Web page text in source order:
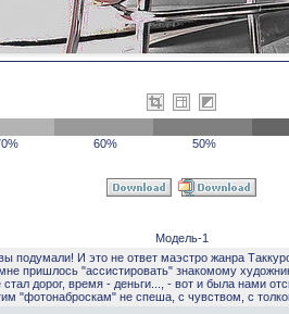
60% 50%
Модель-1
подумали! И это не ответ маэстро жанра
пришлось "ассистировать" знакомому
дорог, время - деньги..., - вот и была нами
"фотонаброскам" не спеша, с чувством, с